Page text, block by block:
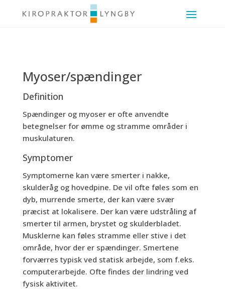
Myoser/spændinger
Definition
Spændinger og myoser er ofte anvendte
betegnelser for ømme og stramme områder i
muskulaturen.
Symptomer
Symptomerne kan være smerter i nakke,
skulderåg og hovedpine. De vil ofte føles som en
dyb, murrende smerte, der kan være svær
præcist at lokalisere. Der kan være udstråling af
smerter til armen, brystet og skulderbladet.
Musklerne kan føles stramme eller stive i det
område, hvor der er spændinger. Smertene
forværres typisk ved statisk arbejde, som f.eks.
computerarbejde. Ofte findes der lindring ved
fysisk aktivitet.